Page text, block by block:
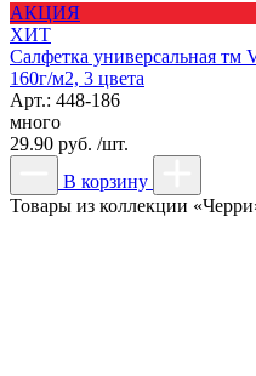
АКЦИЯ
ХИТ
Салфетка универсальная
160г/м2, 3 цвета
Арт.: 448-186
много
29.90 руб. /шт.
В корзину
Товары из коллекции